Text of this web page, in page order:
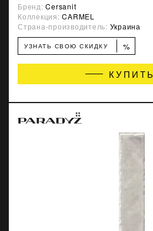
Бренд:Cersanit
Коллекция:CARMEL
Страна-производитель: Украина
УЗНАТЬ СВОЮ СКИДКУ %
КУПИТЬ